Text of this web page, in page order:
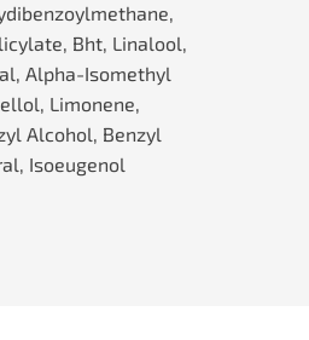
Bht, Linalool,
Alpha-Isomethyl
Limonene,
Alcohol, Benzyl
Isoeugenol